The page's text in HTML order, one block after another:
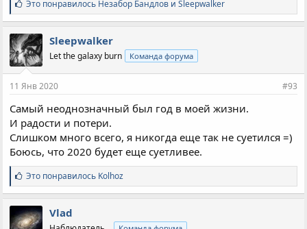
С
и
м
п
а
т
и
:
Это понравилось Незабор Бандлов иSleepwalker
Sleepwalker
Let the galaxy burn Команда форума
11 Янв 2020 #93
Самый неоднозначный был год в моей жизни.
И радости и потери.
Слишком много всего, я никогда еще так не суетился =)
Боюсь, что 2020 будет еще суетливее.
С
и
м
п
а
Это понравилось Kolhoz
Vlad